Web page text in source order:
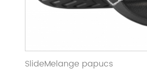
SlideMelange papucs